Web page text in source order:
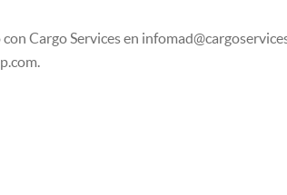
Cargo Services en